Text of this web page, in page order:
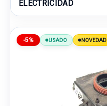
ELECTRICIDAD
-5% USADO NOVEDAD